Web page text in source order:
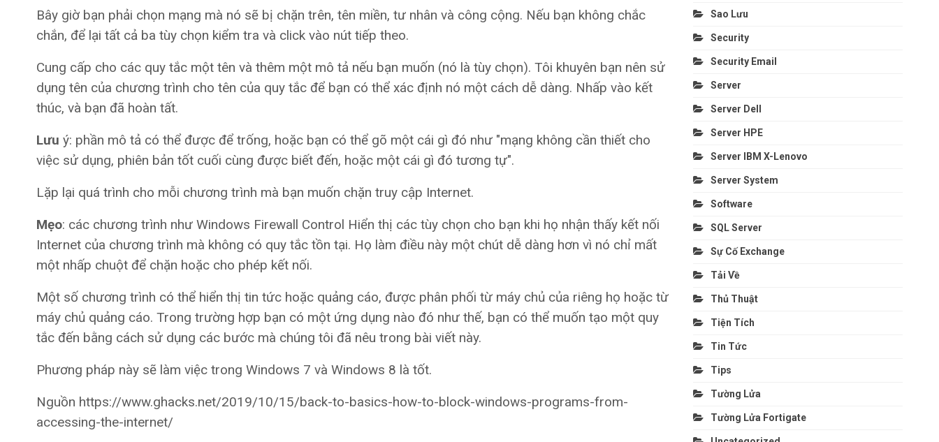
Bây giờ bạn phải chọn mạng mà nó sẽ bị chặn trên, tên miền, tư nhân và công cộng. Nếu bạn không chắc
chắn, để lại tất cả ba tùy chọn kiểm tra và click vào nút tiếp theo.
Cung cấp cho các quy tắc một tên và thêm một mô tả nếu bạn muốn (nó là tùy chọn). Tôi khuyên bạn nên sử
dụng tên của chương trình cho tên của quy tắc để bạn có thể xác định nó một cách dễ dàng. Nhấp vào kết
thúc, và bạn đã hoàn tất.
Lưu ý: phần mô tả có thể được để trống, hoặc bạn có thể gõ một cái gì đó như "mạng không cần thiết cho
việc sử dụng, phiên bản tốt cuối cùng được biết đến, hoặc một cái gì đó tương tự".
Lặp lại quá trình cho mỗi chương trình mà bạn muốn chặn truy cập Internet.
Mẹo: các chương trình như Windows Firewall Control Hiển thị các tùy chọn cho bạn khi họ nhận thấy kết nối
Internet của chương trình mà không có quy tắc tồn tại. Họ làm điều này một chút dễ dàng hơn vì nó chỉ mất
một nhấp chuột để chặn hoặc cho phép kết nối.
Một số chương trình có thể hiển thị tin tức hoặc quảng cáo, được phân phối từ máy chủ của riêng họ hoặc từ
máy chủ quảng cáo. Trong trường hợp bạn có một ứng dụng nào đó như thế, bạn có thể muốn tạo một quy
tắc đến bằng cách sử dụng các bước mà chúng tôi đã nêu trong bài viết này.
Phương pháp này sẽ làm việc trong Windows 7 và Windows 8 là tốt.
Nguồn https://www.ghacks.net/2019/10/15/back-to-basics-how-to-block-windows-programs-from-
accessing-the-internet/
Sao Lưu
Security
Security Email
Server
Server Dell
Server HPE
Server IBM X-Lenovo
Server System
Software
SQL Server
Sự Cố Exchange
Tải Về
Thủ Thuật
Tiện Tích
Tin Tức
Tips
Tường Lửa
Tường Lửa Fortigate